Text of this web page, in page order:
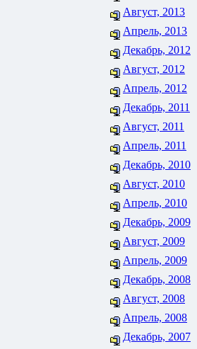
Август, 2013
Апрель, 2013
Декабрь, 2012
Август, 2012
Апрель, 2012
Декабрь, 2011
Август, 2011
Апрель, 2011
Декабрь, 2010
Август, 2010
Апрель, 2010
Декабрь, 2009
Август, 2009
Апрель, 2009
Декабрь, 2008
Август, 2008
Апрель, 2008
Декабрь, 2007